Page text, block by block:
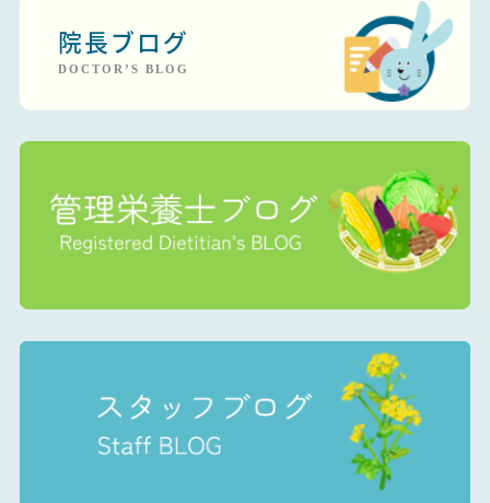
院長ブログ
DOCTOR’S BLOG